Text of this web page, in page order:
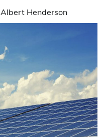
Albert Henderson